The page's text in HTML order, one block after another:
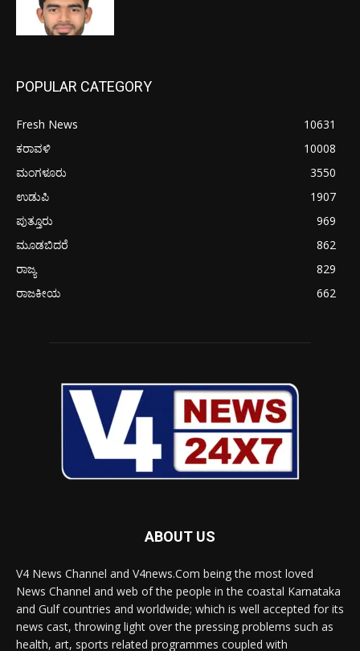
POPULAR CATEGORY
Fresh News
10631
ಕರಾವಳಿ
10008
ಮಂಗಳೂರು
3550
ಉಡುಪಿ
1907
ಪುತ್ತೂರು
969
ಮೂಡಬಿದರೆ
862
ರಾಜ್ಯ
829
ರಾಜಕೀಯ
662
ABOUT US
V4 News Channel and V4news.Com being the most loved
News Channel and web of the people in the coastal Karnataka
and Gulf countries and worldwide; which is well accepted for its
news cast, throwing light over the pressing problems such as
health, art, sports related programmes coupled with